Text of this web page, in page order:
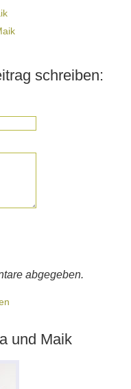
schreiben:
abgegeben.
und Maik